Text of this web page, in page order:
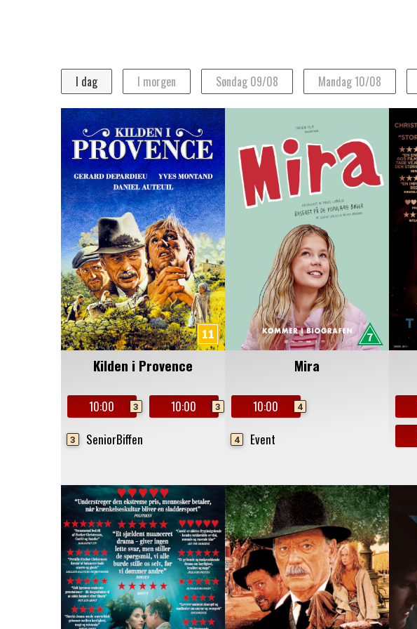
I dag I morgen Søndag 09/08 Mandag 10/08
Man Tirs
27 28
3
11
24
25
31
1
Kilden i Provence
10:00 3 10:00 3
3 SeniorBiffen
Mira
10:00 4
4 Event